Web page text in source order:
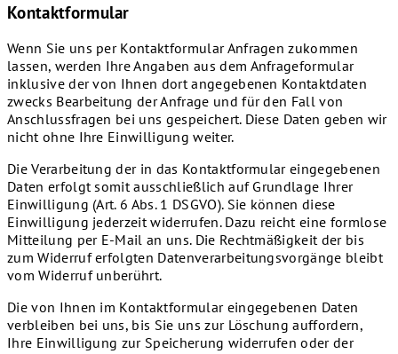
Kontaktformular
Wenn Sie uns per Kontaktformular Anfragen zukommen
lassen, werden Ihre Angaben aus dem Anfrageformular
inklusive der von Ihnen dort angegebenen Kontaktdaten
zwecks Bearbeitung der Anfrage und für den Fall von
Anschlussfragen bei uns gespeichert. Diese Daten geben wir
nicht ohne Ihre Einwilligung weiter.
Die Verarbeitung der in das Kontaktformular eingegebenen
Daten erfolgt somit ausschließlich auf Grundlage Ihrer
Einwilligung (Art. 6 Abs. 1 DSGVO). Sie können diese
Einwilligung jederzeit widerrufen. Dazu reicht eine formlose
Mitteilung per E-Mail an uns. Die Rechtmäßigkeit der bis
zum Widerruf erfolgten Datenverarbeitungsvorgänge bleibt
vom Widerruf unberührt.
Die von Ihnen im Kontaktformular eingegebenen Daten
verbleiben bei uns, bis Sie uns zur Löschung auffordern,
Ihre Einwilligung zur Speicherung widerrufen oder der